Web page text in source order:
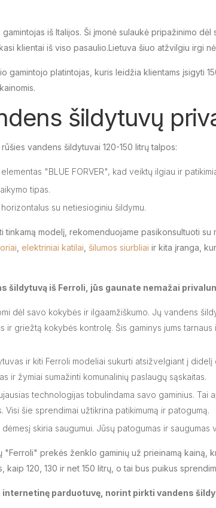
iš Italijos. Ši įmonė sulaukė pripažinimo
klientai iš viso pasaulio.Lietuva šiuo atžvilgiu irgi
gamintojo platintojas, kuris leidžia klientams įsigyti
šildytuvų
vandens šildytuvai 120-150 litrų talpos:
"BLUE FORVER", kad veiktų ilgiau ir
tipas.
su netiesioginiu šildymu.
tinkamą modelį, rekomenduojame pasikonsultuoti
elektriniai katilai šilumos siurbliai ir kita įranga,
šildytuvą iš Ferroli, jūs gaunate nemažai
dėl savo kokybės ir ilgaamžiškumo. Jų vandens
ir griežtą kokybės kontrolę. Šis gaminys jums
ir kiti Ferroli modeliai sukurti atsižvelgiant į
ir žymiai sumažinti komunalinių paslaugų sąskaitas.
technologijas tobulindama savo gaminius. Tai
Visi šie sprendimai užtikrina patikimumą ir patogumą.
dėmesį skiria saugumui. Jūsų patogumas ir
prekės ženklo gaminių už prieinamą kainą,
kaip 120, 130 ir net 150 litrų, o tai bus puikus
internetinę parduotuvę, norint pirkti vandens